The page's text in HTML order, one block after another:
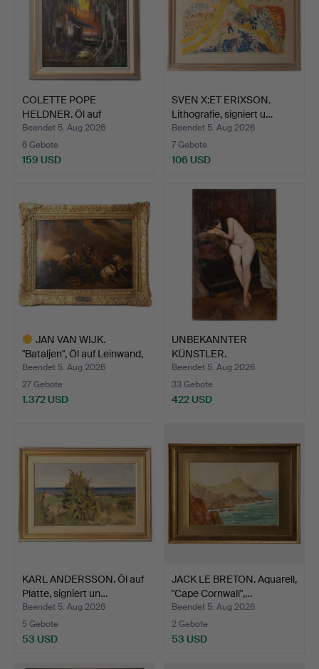
COLETTE POPE
HELDNER. Öl auf
Leinwand, sig…
Beendet 5. Aug 2026
6 Gebote
159 USD
SVEN X:ET ERIXSON.
Lithografie, signiert u…
Beendet 5. Aug 2026
7 Gebote
106 USD
JAN VAN WIJK.
"Bataljen", Öl auf Leinwand,
…
Beendet 5. Aug 2026
27 Gebote
1.372 USD
UNBEKANNTER
KÜNSTLER.
Akademiemalerei nach…
Beendet 5. Aug 2026
33 Gebote
422 USD
KARL ANDERSSON. Öl auf
Platte, signiert un…
Beendet 5. Aug 2026
5 Gebote
53 USD
JACK LE BRETON. Aquarell,
"Cape Cornwall",…
Beendet 5. Aug 2026
2 Gebote
53 USD